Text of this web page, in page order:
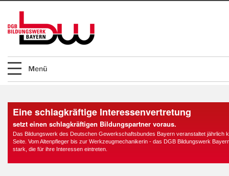
Eine schlagkräftige Interessenvertretung
setzt einen schlagkräftigen Bildungspartner voraus.
Das Bildungswerk des Deutschen Gewerkschaftsbundes Bayern veranstaltet jährlich
Seite. Vom Altenpfleger bis zur Werkzeugmechanikerin - das DGB Bildungswerk
stark, die für ihre Interessen eintreten.